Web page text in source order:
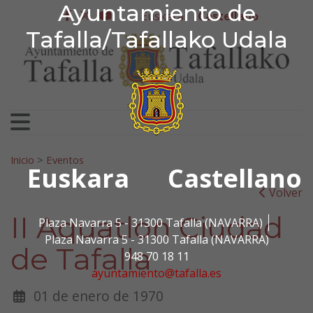
Ayuntamiento de
Tafalla/Tafallako Udala
Euskara Castellano
Plaza Navarra 5 - 31300 Tafalla (NAVARRA)
Plaza Navarra 5 - 31300 Tafalla (NAVARRA)
948 70 18 11
ayuntamiento@tafalla.es
Ir al contenido
Ayuntamiento de
facebook
twitter
youtube
Euskera Castellano
Search for:
Inicio > Eventos
Volver
II Aquatlon Ciudad
de Tafalla
01 de enero de 1970